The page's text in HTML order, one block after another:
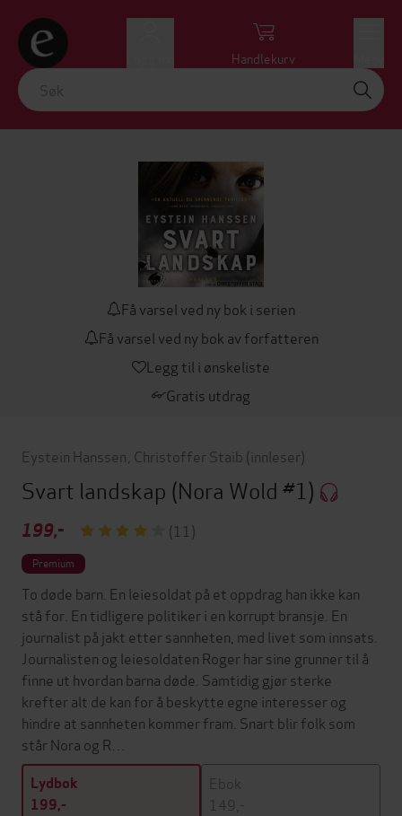
Handlekurv
Få varsel ved ny bok i serien
Få varsel ved ny bok av forfatteren
Legg til i ønskeliste
Gratis utdrag
Eystein Hanssen Christoffer Staib (innleser)
Svart landskap (Nora Wold #1)
199,- (11)
Premium
To døde barn. En leiesoldat på et oppdrag han ikke kan
stå for. En tidligere politiker i en korrupt bransje. En
journalist på jakt etter sannheten, med livet som innsats.
Journalisten og leiesoldaten Roger har sine grunner til å
finne ut hvordan barna døde. Samtidig gjør sterke
krefter alt de kan for å beskytte egne interesser og
hindre at sannheten kommer fram. Snart blir folk som
står Nora og R…
Lydbok
199,-
Ebok
149,-